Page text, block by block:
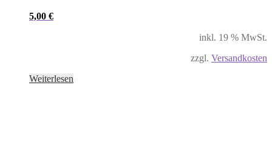
5,00 €
inkl. 19 % MwSt.
zzgl. Versandkosten
Weiterlesen